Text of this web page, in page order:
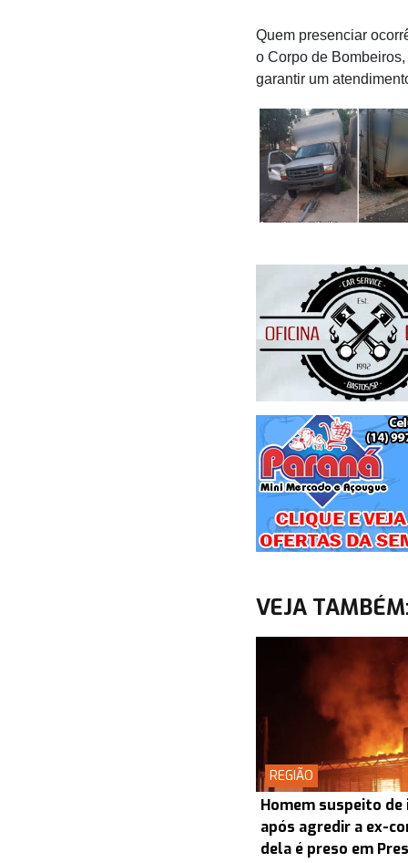
Quem presenciar
o Corpo de
garantir um
VEJA
REGIÃO
Homem suspeito de
após agredir a ex-
dela é preso em